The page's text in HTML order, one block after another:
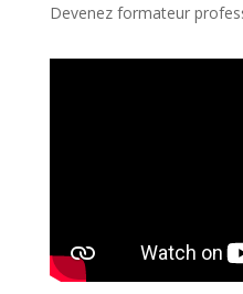
Devenez formateur